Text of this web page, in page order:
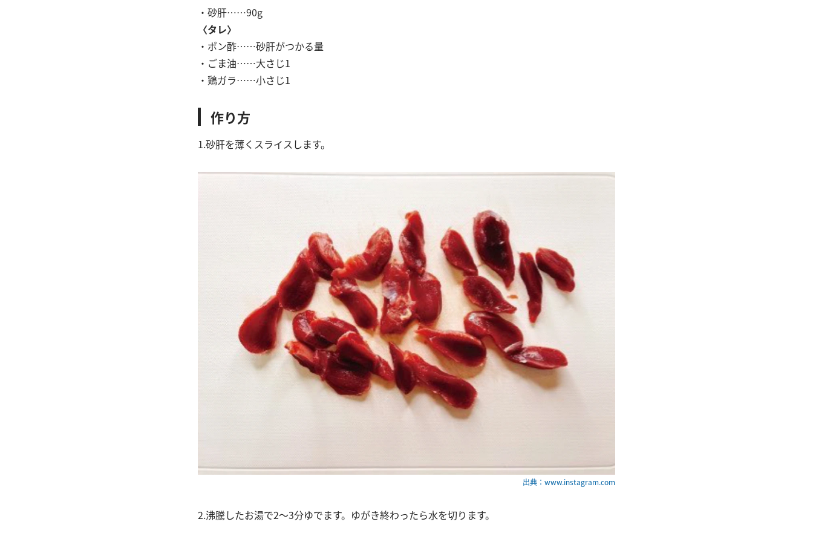
・砂肝……90g
〈タレ〉
・ポン酢……砂肝がつかる量
・ごま油……大さじ1
・鶏ガラ……小さじ1
作り方
1.砂肝を薄くスライスします。
出典：www.instagram.com
2.沸騰したお湯で2〜3分ゆでます。ゆがき終わったら水を切ります。